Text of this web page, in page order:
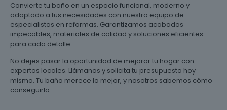
Convierte tu baño en un espacio funcional, moderno y
adaptado a tus necesidades con nuestro equipo de
especialistas en reformas. Garantizamos acabados
impecables, materiales de calidad y soluciones eficientes
para cada detalle.
No dejes pasar la oportunidad de mejorar tu hogar con
expertos locales. Llámanos y solicita tu presupuesto hoy
mismo. Tu baño merece lo mejor, y nosotros sabemos cómo
conseguirlo.